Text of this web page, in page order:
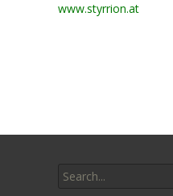
www.styrrion.at
for: